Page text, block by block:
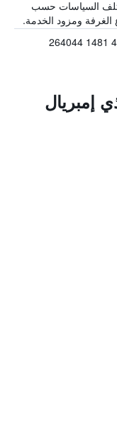
السياسات حسب
الغرفة ومزود الخدمة.
إمبريال